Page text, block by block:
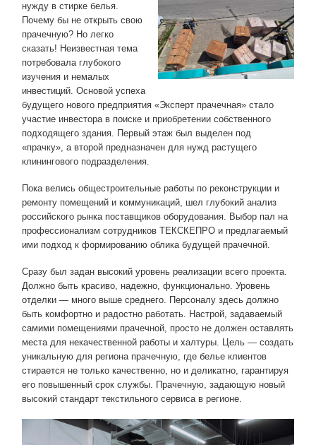
нужду в стирке белья.
Почему бы не открыть свою
прачечную? Но легко
сказать! Неизвестная тема
потребовала глубокого
изучения и немалых
инвестиций. Основой успеха
будущего нового предприятия «Эксперт прачечная» стало
участие инвестора в поиске и приобретении собственного
подходящего здания. Первый этаж был выделен под
«прачку», а второй предназначен для нужд растущего
клинингового подразделения.
Пока велись общестроительные работы по реконструкции и
ремонту помещений и коммуникаций, шел глубокий анализ
российского рынка поставщиков оборудования. Выбор пал на
профессионализм сотрудников ТЕКСКЕПРО и предлагаемый
ими подход к формированию облика будущей прачечной.
Сразу был задан высокий уровень реализации всего проекта.
Должно быть красиво, надежно, функционально. Уровень
отделки — много выше среднего. Персоналу здесь должно
быть комфортно и радостно работать. Настрой, задаваемый
самими помещениями прачечной, просто не должен оставлять
места для некачественной работы и халтуры. Цель — создать
уникальную для региона прачечную, где белье клиентов
стирается не только качественно, но и деликатно, гарантируя
его повышенный срок службы. Прачечную, задающую новый
высокий стандарт текстильного сервиса в регионе.